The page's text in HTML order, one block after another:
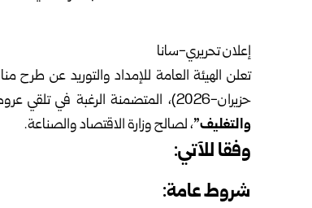
إعلان تحريري-سانا
تعلن الهيئة
حزيران-2026)، المتضمنة الرغبة في تلقي عروض من المهتمين من أجل؛
والتغليف”، لصالح وزارة الاقتصاد والصناعة.
وفقا للآتي:
شروط عامة: